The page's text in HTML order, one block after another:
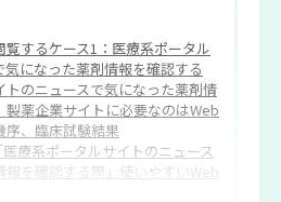
するケース1：医療系ポータル
になった薬剤情報を確認する
トのニュースで気になった薬剤情
製薬企業サイトに必要なのはWeb
序、臨床試験結果
療系ポータルサイトのニュース
報を確認する際」使いやすいWeb